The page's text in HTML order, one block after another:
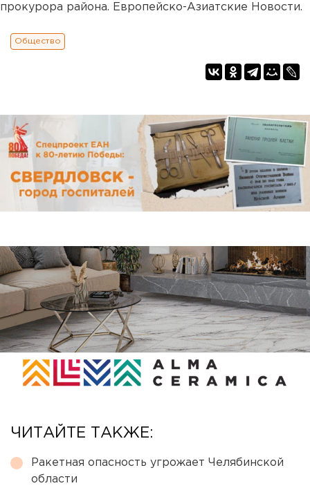
прокурора района. Европейско-Азиатские Новости.
Общество
ЧИТАЙТЕ ТАКЖЕ:
Ракетная опасность угрожает Челябинской
области